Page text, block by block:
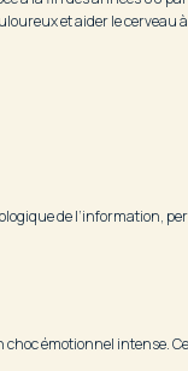
et aider le cerveau
de l’information,
émotionnel intense.